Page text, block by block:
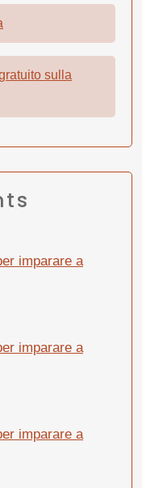
sulla
imparare a
imparare a
imparare a